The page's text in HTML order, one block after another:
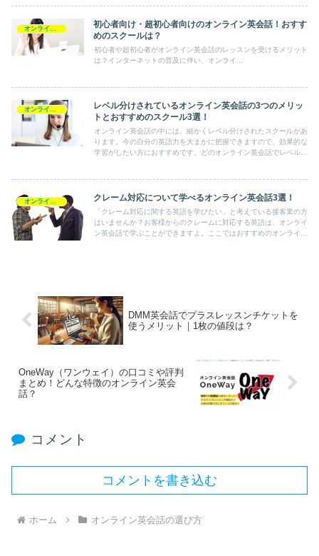
初心者向け・超初心者向けのオンライン英会話！おすす
めのスクールは？
初心者や超初心者がオンライン英会話のレッスンを受けるメリット
は？インターネットの普及に伴い、オンライ...
オンライン英会話の選び方
レベル分けされているオンライン英会話の3つのメリッ
トとおすすめのスクール3選！
オンライン英会話の中には、細かくレベル分けされたスクールがあ
ります。今の自分の英語力を大まかに把握できますので、効果的な
学習がしたい方におすすめです。どのオンライン英会話でレベル分
オンライン英会話の選び方 クレーム対応について学べるオンライン英会話3選！
「クレーム対応に関する英語を学びたい」と考えている接客業の方
はいませんか？お客様からのクレームに対応する英語は、オンライ
ン英会話で学ぶことができますよ。ここではおすすめのオンライン
DMM英会話でプラスレッスンチケットを
使うメリット｜1枚の値段は？
OneWay（ワンウェイ）の口コミや評判
まとめ！どんな特徴のオンライン英会
話？
コメント
コメントを書き込む
ホーム オンライン英会話の選び方